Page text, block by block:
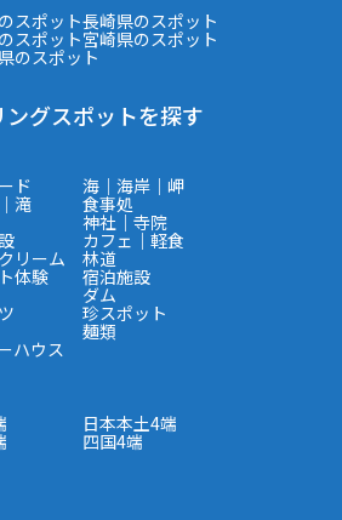
スポット長崎県のスポット
スポット宮崎県のスポット
のスポット
グスポットを探す
ド 海｜海岸｜岬
滝 食事処
神社｜寺院
カフェ｜軽食
リーム 林道
体験 宿泊施設
ダム
珍スポット
麺類
ハウス
日本本土4端
四国4端